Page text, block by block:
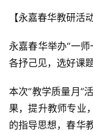
【永嘉春华教研活动
永嘉春华举办“一
各抒己见，选好课
本次“教学质量月”
果，提升教师专业
的指导思想，春华